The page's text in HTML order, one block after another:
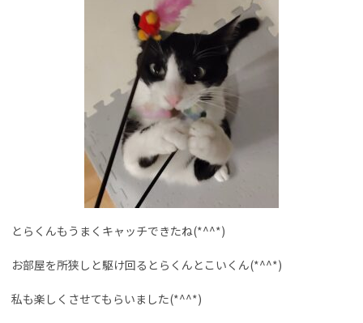
とらくんもうまくキャッチできたね(*^^*)
お部屋を所狭しと駆け回るとらくんとこいくん(*^^*)
私も楽しくさせてもらいました(*^^*)